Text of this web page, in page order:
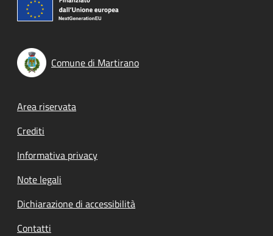
Comune di Martirano
Footer menu
Area riservata
Crediti
Informativa privacy
Note legali
Dichiarazione di accessibilità
Contatti